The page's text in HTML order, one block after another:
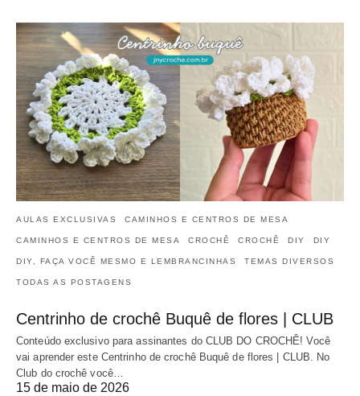
AULAS EXCLUSIVAS CAMINHOS E CENTROS DE MESA
CAMINHOS E CENTROS DE MESA CROCHÊ CROCHÊ DIY DIY
DIY, FAÇA VOCÊ MESMO E LEMBRANCINHAS TEMAS DIVERSOS
TODAS AS POSTAGENS
Centrinho de crochê Buquê de flores | CLUB
Conteúdo exclusivo para assinantes do CLUB DO CROCHÊ! Você
vai aprender este Centrinho de crochê Buquê de flores | CLUB. No
Club do crochê você…
15 de maio de 2026